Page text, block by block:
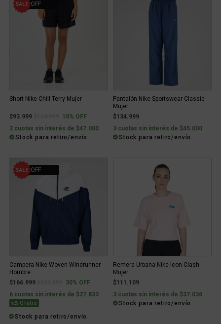
10% OFF
Short Nike Chill Terry Mujer
$93.999 Price reduced from
to10% OFF
2 cuotas sin interés de $47.000
Stock para retiro/envío
Pantalón Nike Sportswear Classic
Mujer
$134.999
3 cuotas sin interés de $45.000
Stock para retiro/envío
30% OFF
Campera Nike Woven Windrunner
Hombre
$166.999
Price reduced from
to30% OFF
6 cuotas sin interés de $27.833
Gratis
Stock para retiro/envío
Remera Urbana Nike Icon Clash
Mujer
$111.109
3 cuotas sin interés de $37.036
Stock para retiro/envío